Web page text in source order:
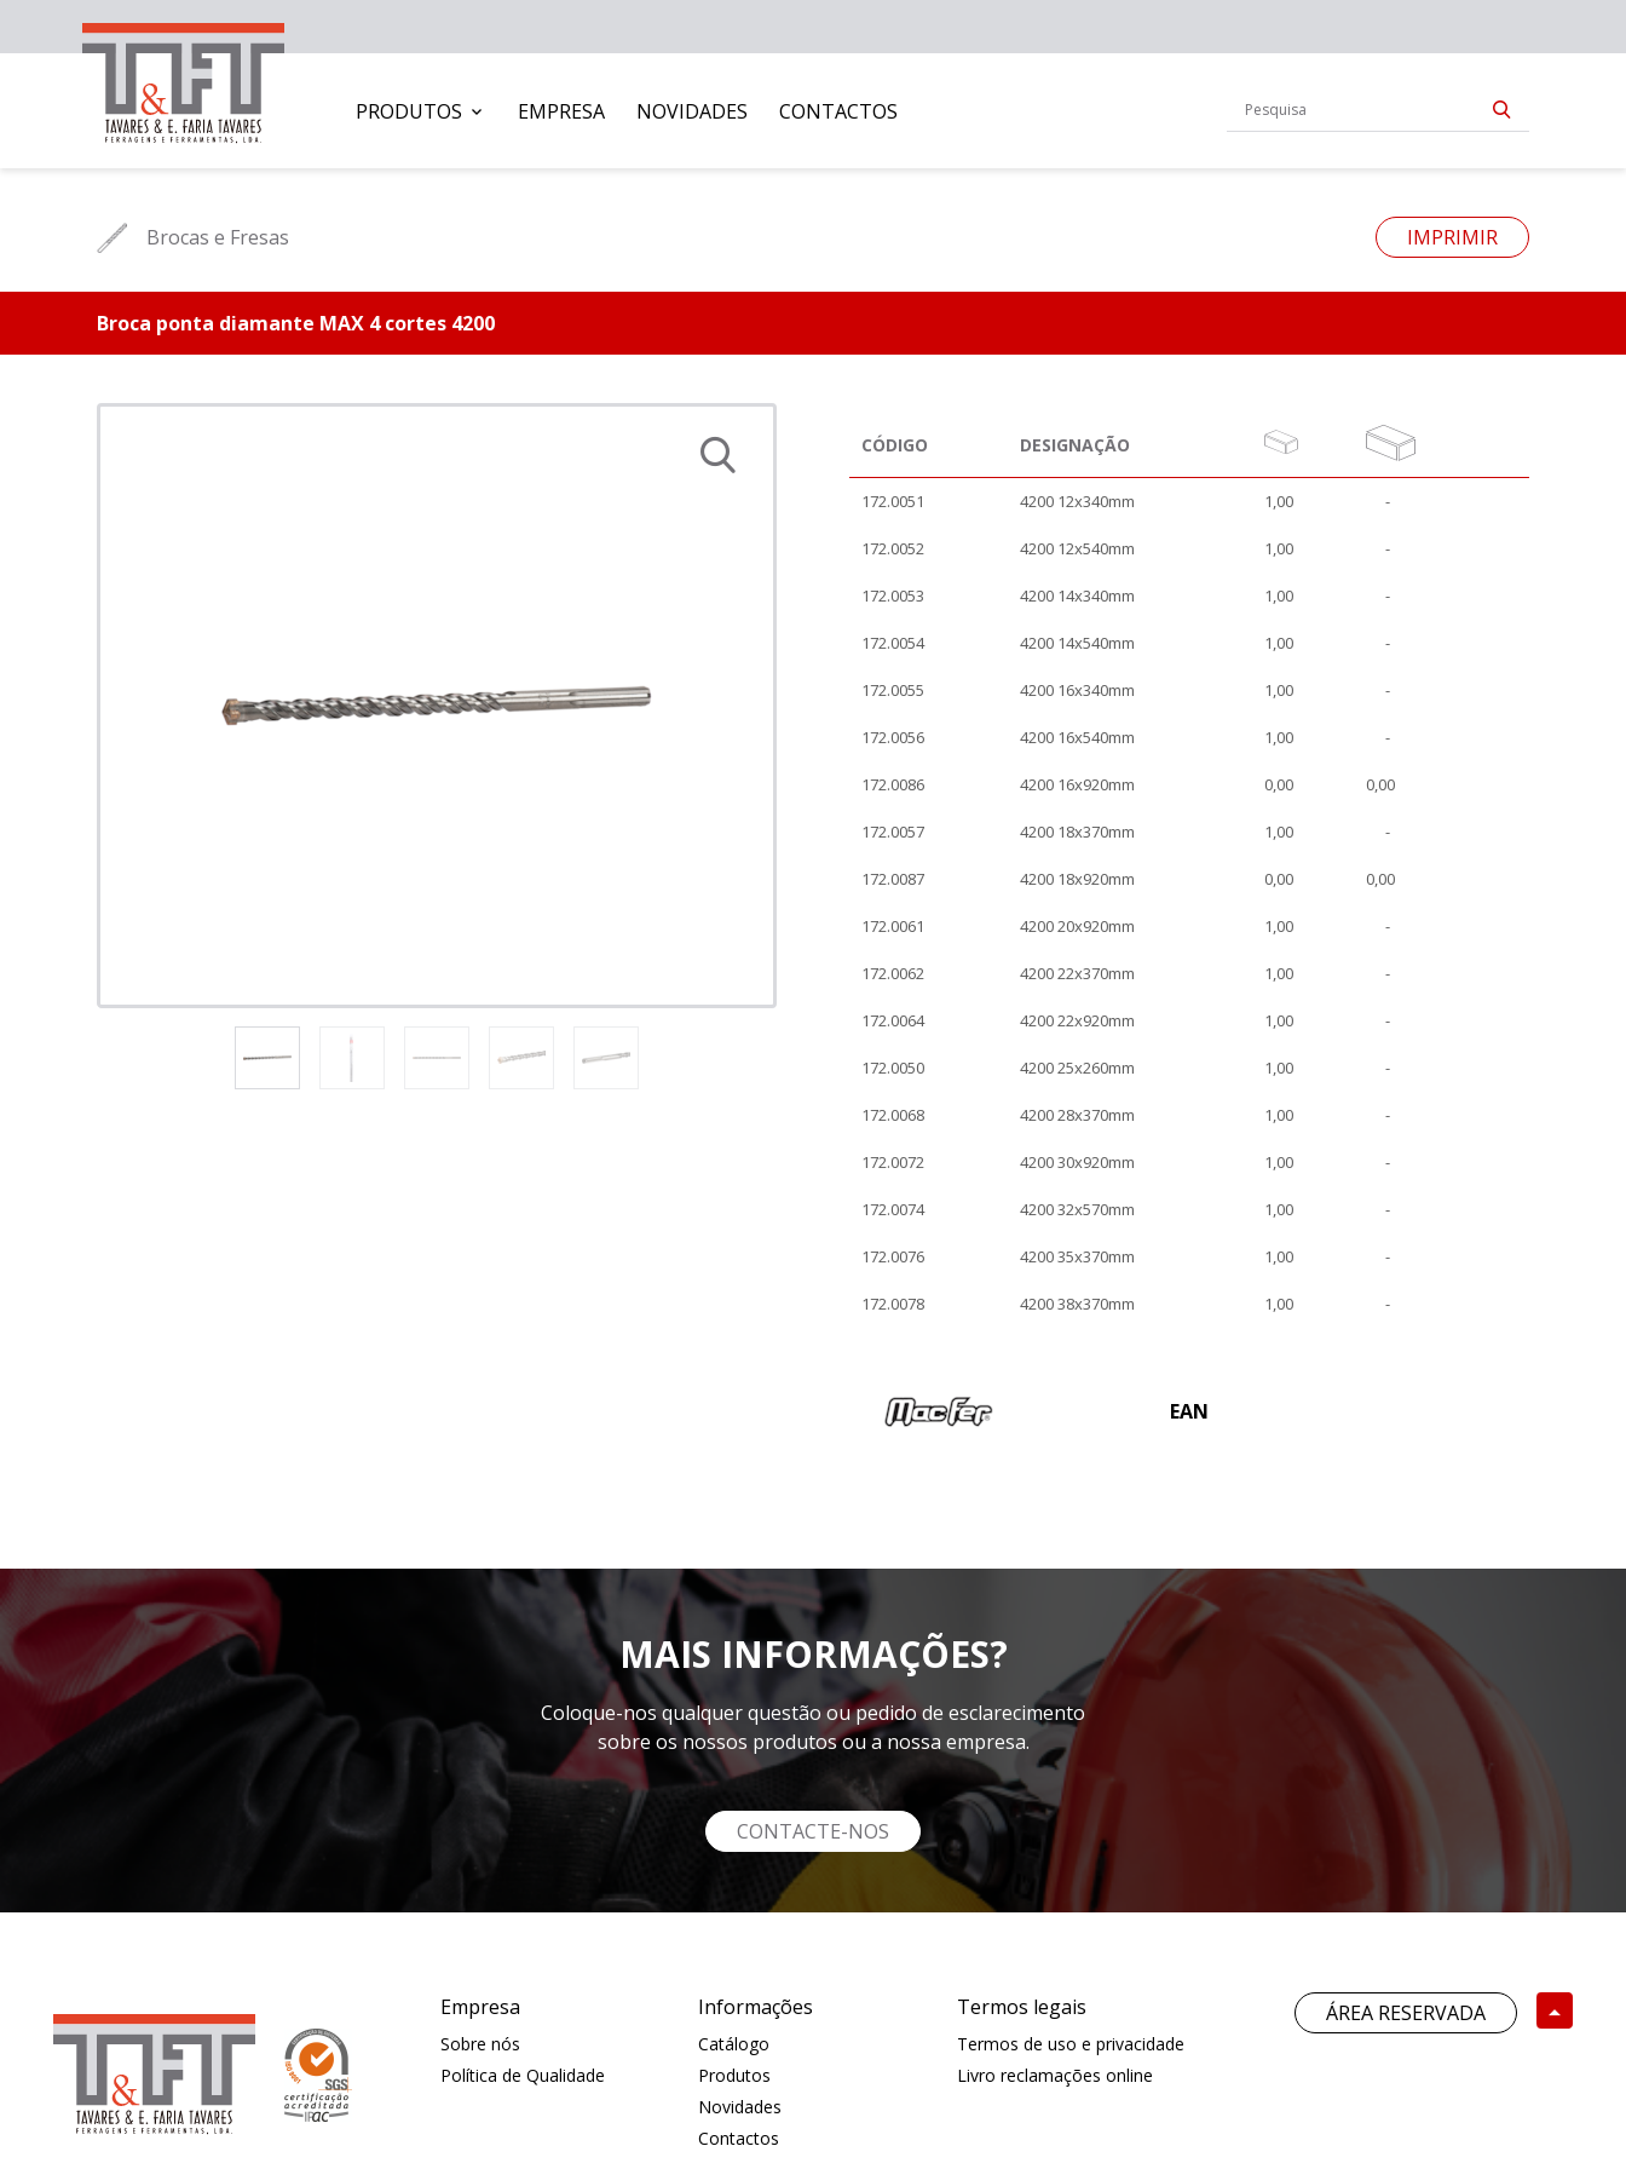
PRODUTOS EMPRESA NOVIDADES CONTACTOS
Brocas e Fresas IMPRIMIR
Broca ponta diamante MAX 4 cortes 4200
CÓDIGO DESIGNAÇÃO
172.0051 4200 12x340mm 1,00 -
172.0052 4200 12x540mm 1,00 -
172.0053 4200 14x340mm 1,00 -
172.0054 4200 14x540mm 1,00 -
172.0055 4200 16x340mm 1,00 -
172.0056 4200 16x540mm 1,00 -
172.0086 4200 16x920mm 0,00 0,00
172.0057 4200 18x370mm 1,00 -
172.0087 4200 18x920mm 0,00 0,00
172.0061 4200 20x920mm 1,00 -
172.0062 4200 22x370mm 1,00 -
172.0064 4200 22x920mm 1,00 -
172.0050 4200 25x260mm 1,00 -
172.0068 4200 28x370mm 1,00 -
172.0072 4200 30x920mm 1,00 -
172.0074 4200 32x570mm 1,00 -
172.0076 4200 35x370mm 1,00 -
172.0078 4200 38x370mm 1,00 -
EAN
MAIS INFORMAÇÕES?
Coloque-nos qualquer questão ou pedido de esclarecimento
sobre os nossos produtos ou a nossa empresa.
CONTACTE-NOS
Empresa
Sobre nós
Política de Qualidade
Informações
Catálogo
Produtos
Novidades
Contactos
Termos legais
Termos de uso e privacidade
Livro reclamações online
ÁREA RESERVADA